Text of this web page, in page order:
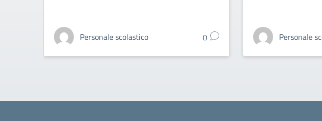
Personale scolastico 0 Personale